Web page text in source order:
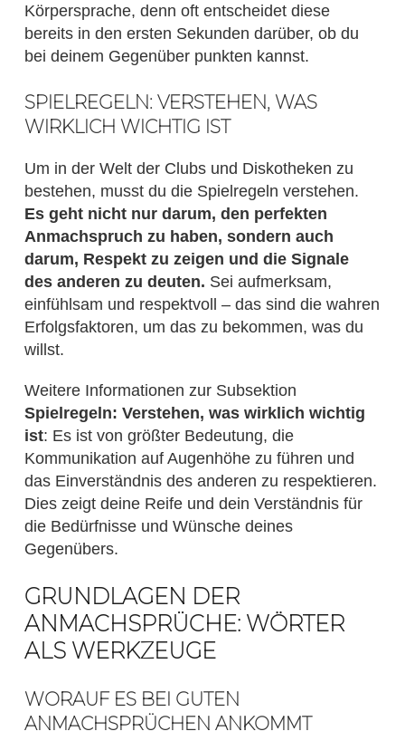
Körpersprache, denn oft entscheidet diese
bereits in den ersten Sekunden darüber, ob du
bei deinem Gegenüber punkten kannst.
SPIELREGELN: VERSTEHEN, WAS
WIRKLICH WICHTIG IST
Um in der Welt der Clubs und Diskotheken zu
bestehen, musst du die Spielregeln verstehen.
Es geht nicht nur darum, den perfekten
Anmachspruch zu haben, sondern auch
darum, Respekt zu zeigen und die Signale
des anderen zu deuten. Sei aufmerksam,
einfühlsam und respektvoll – das sind die wahren
Erfolgsfaktoren, um das zu bekommen, was du
willst.
Weitere Informationen zur Subsektion
Spielregeln: Verstehen, was wirklich wichtig
ist: Es ist von größter Bedeutung, die
Kommunikation auf Augenhöhe zu führen und
das Einverständnis des anderen zu respektieren.
Dies zeigt deine Reife und dein Verständnis für
die Bedürfnisse und Wünsche deines
Gegenübers.
GRUNDLAGEN DER
ANMACHSPRÜCHE: WÖRTER
ALS WERKZEUGE
WORAUF ES BEI GUTEN
ANMACHSPRÜCHEN ANKOMMT